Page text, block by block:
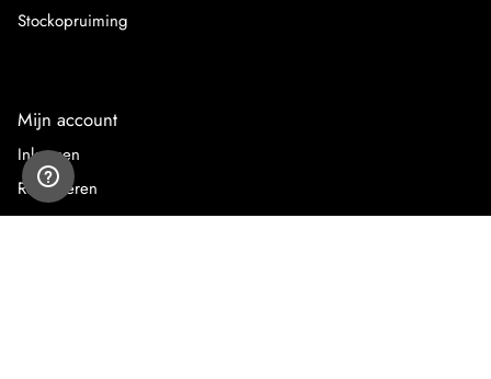
Stockopruiming
Mijn account
Inloggen
Registreren
Mijn bestellingen